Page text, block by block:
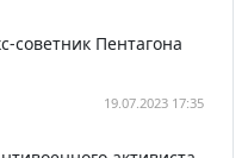
советник Пентагона
19.07.2023 17:35